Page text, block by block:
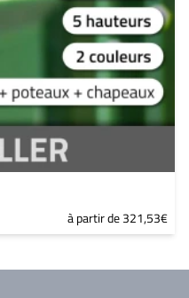
à partir de 321,53€